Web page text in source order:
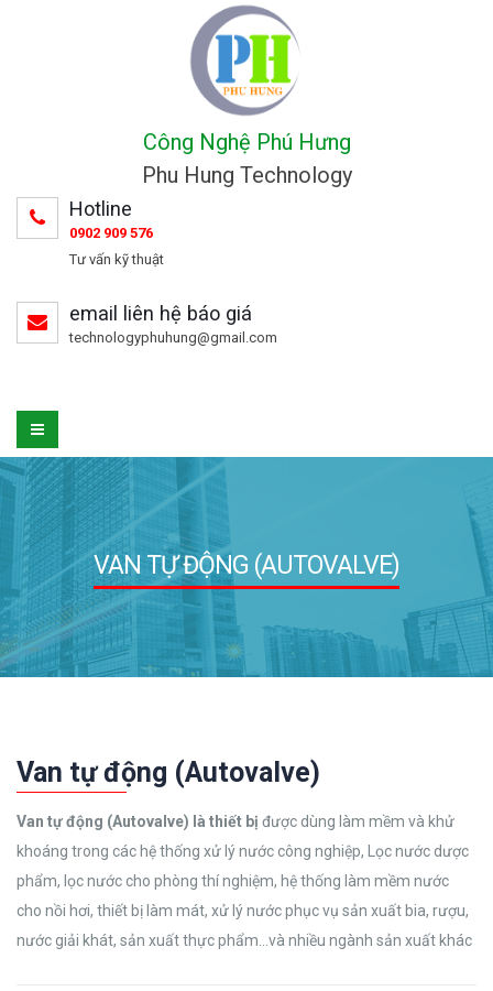
Công Nghệ Phú Hưng
Phu Hung Technology
Hotline
0902 909 576
Tư vấn kỹ thuật
email liên hệ báo giá
technologyphuhung@gmail.com
VAN TỰ ĐỘNG (AUTOVALVE)
Van tự động (Autovalve)
Van tự động (Autovalve) là thiết bị được dùng làm mềm và khử
khoáng trong các hệ thống xử lý nước công nghiệp, Lọc nước dược
phẩm, lọc nước cho phòng thí nghiệm, hệ thống làm mềm nước
cho nồi hơi, thiết bị làm mát, xử lý nước phục vụ sản xuất bia, rượu,
nước giải khát, sản xuất thực phẩm…và nhiều ngành sản xuất khác